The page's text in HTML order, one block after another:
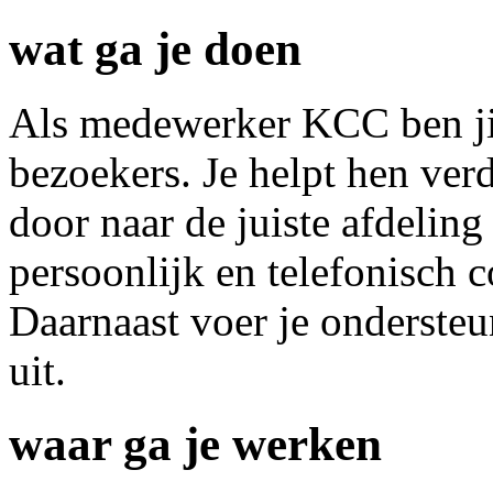
wat ga je doen
Als medewerker KCC ben
bezoekers. Je helpt hen
door naar de juiste
persoonlijk en telefonisch
Daarnaast voer je
uit.
waar ga je werken